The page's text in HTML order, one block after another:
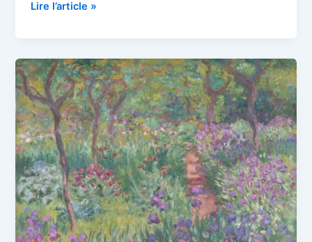
Trois
un
chapeau
de
paille
jaune
Lire l’article »